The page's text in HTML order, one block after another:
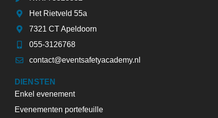
Het Rietveld 55a
7321 CT Apeldoorn
055-3126768
contact@eventsafetyacademy.nl
DIENSTEN
Enkel evenement
Evenementen portefeuille